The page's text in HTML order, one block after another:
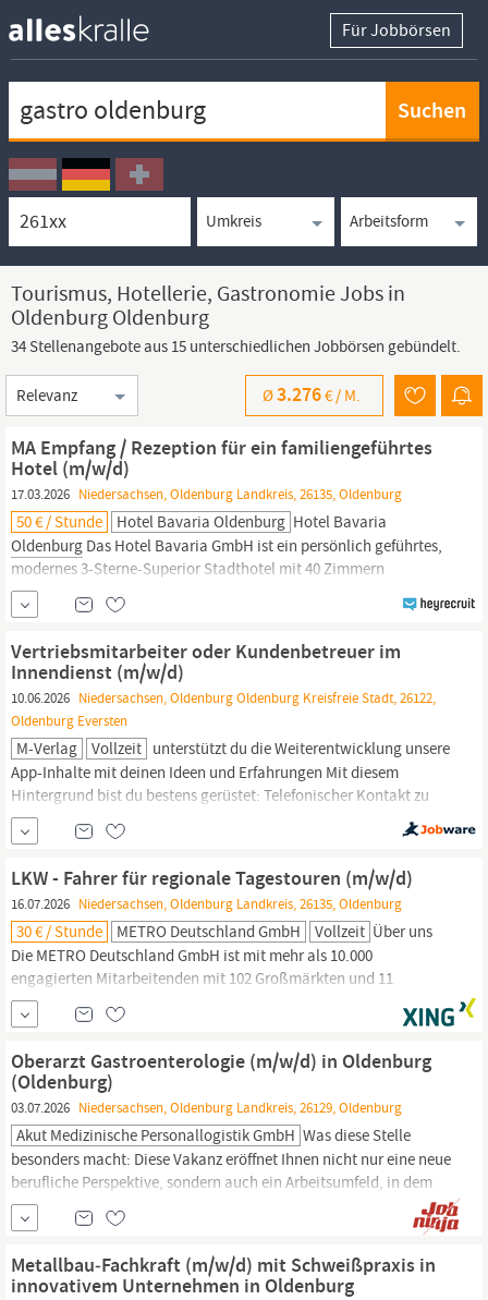
Für Jobbörsen
Ortssuche
Umkreissuche
Arbeitsform
Tourismus, Hotellerie, Gastronomie Jobs in
Oldenburg Oldenburg
34 Stellenangebote aus 15 unterschiedlichen Jobbörsen gebündelt.
Sortierung
Ø3.276€ / M.
MA Empfang / Rezeption für ein familiengeführtes
Hotel (m/w/d)
17.03.2026 Niedersachsen, Oldenburg Landkreis, 26135, Oldenburg
50 € / Stunde Hotel Bavaria Oldenburg Hotel Bavaria
Oldenburg Das Hotel Bavaria GmbH ist ein persönlich geführtes,
modernes 3-Sterne-Superior Stadthotel mit 40 Zimmern
unterschiedlicher Kategorien. Hervorragende Verkehrslage,
verbunden mit zeitgemäßer Ausstattung, wohltuender
Aufenthalt für Privat- und Geschäftsreisende
Vertriebsmitarbeiter oder Kundenbetreuer im
Innendienst (m/w/d)
10.06.2026 Niedersachsen, Oldenburg Oldenburg Kreisfreie Stadt, 26122,
Oldenburg Eversten
M-Verlag Vollzeit unterstützt du die Weiterentwicklung unsere
App-Inhalte mit deinen Ideen und Erfahrungen Mit diesem
Hintergrund bist du bestens gerüstet: Telefonischer Kontakt zu
Kunden macht dir Freude. Der Vertrieb von Produkten oder
Werbung liegt dir sehr. Für die Branchen
Handel
und Freizeit bringst du eine ordentliche Portion Begeisterung
mit....
LKW - Fahrer für regionale Tagestouren (m/w/d)
16.07.2026 Niedersachsen, Oldenburg Landkreis, 26135, Oldenburg
30 € / Stunde METRO Deutschland GmbH Vollzeit Über uns
Die METRO Deutschland GmbH ist mit mehr als 10.000
engagierten Mitarbeitenden mit 102 Großmärkten und 11
Belieferungsdepots in ganz Deutschland vertreten. Rund drei
Millionen Kundinnen und Kunden aus der
und
Großverbrauchende vertrauen auf unser vielfältiges Sortiment
und die erstklassigen Leistungen unseres Unternehmens.
Oberarzt Gastroenterologie (m/w/d) in Oldenburg
(Oldenburg)
03.07.2026 Niedersachsen, Oldenburg Landkreis, 26129, Oldenburg
Akut Medizinische Personallogistik GmbH Was diese Stelle
besonders macht: Diese Vakanz eröffnet Ihnen nicht nur eine neue
berufliche Perspektive, sondern auch ein Arbeitsumfeld, in dem
Teamgeist, Qualität und Patientenzuwendung im Mittelpunkt
stehen. Im Auftrag unseres Kunden, einem Krankenhaus im Raum
suchen wir Sie zum nächstmöglichen Zeitpunkt als
Oberarzt
Metallbau‑Fachkraft (m/w/d) mit Schweißpraxis in
innovativem Unternehmen in Oldenburg